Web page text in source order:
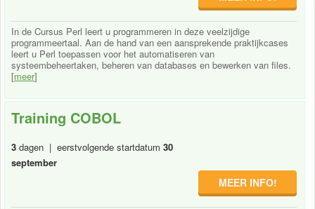
In de Cursus Perl leert u programmeren in deze veelzijdige
programmeertaal. Aan de hand van een aansprekende praktijkcases
leert u Perl toepassen voor het automatiseren van
systeembeheertaken, beheren van databases en bewerken van files.
[meer]
Training COBOL
3 dagen | eerstvolgende startdatum 30
september
MEER INFO!